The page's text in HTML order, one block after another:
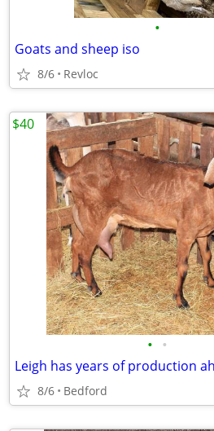
•
Goats and sheep iso
8/6 Revloc
• •
8/6 Bedford
$40